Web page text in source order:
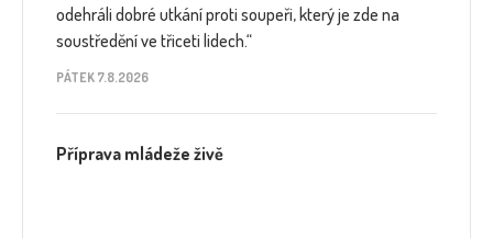
odehráli dobré utkání proti soupeři, který je zde na
soustředění ve třiceti lidech.“
PÁTEK 7.8.2026
Příprava mládeže živě